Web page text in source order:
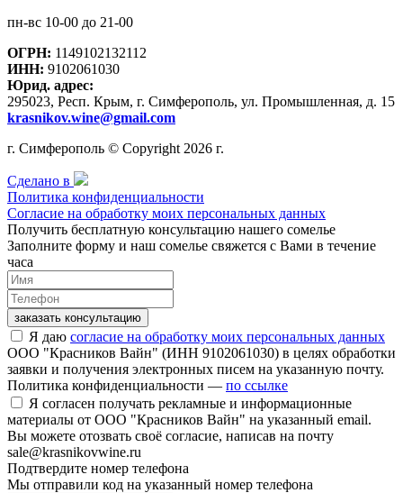
пн-вс 10-00 до 21-00
ОГРН: 1149102132112
ИНН: 9102061030
Юрид. адрес:
295023, Респ. Крым, г. Симферополь, ул. Промышленная, д. 15
krasnikov.wine@gmail.com
г. Симферополь © Copyright 2026 г.
Сделано в
Политика конфиденциальности
Согласие на обработку моих персональных данных
Получить бесплатную консультацию нашего сомелье
Заполните форму и наш сомелье свяжется с Вами в течение
часа
заказать консультацию
Я даю согласие на обработку моих персональных данных
ООО "Красников Вайн" (ИНН 9102061030) в целях обработки
заявки и получения электронных писем на указанную почту.
Политика конфиденциальности — по ссылке
Я согласен получать рекламные и информационные
материалы от ООО "Красников Вайн" на указанный email.
Вы можете отозвать своё согласие, написав на почту
sale@krasnikovwine.ru
Подтвердите номер телефона
Мы отправили код на указанный номер телефона